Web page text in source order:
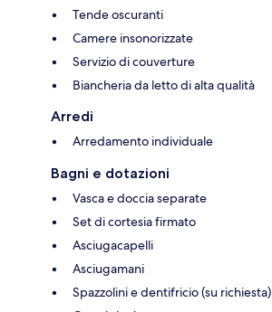
Tende oscuranti
Camere insonorizzate
Servizio di couverture
Biancheria da letto di alta qualità
Arredi
Arredamento individuale
Bagni e dotazioni
Vasca e doccia separate
Set di cortesia firmato
Asciugacapelli
Asciugamani
Spazzolini e dentifricio (su richiesta)